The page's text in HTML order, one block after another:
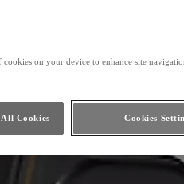
on your device to enhance site
Cookies
All Cookies